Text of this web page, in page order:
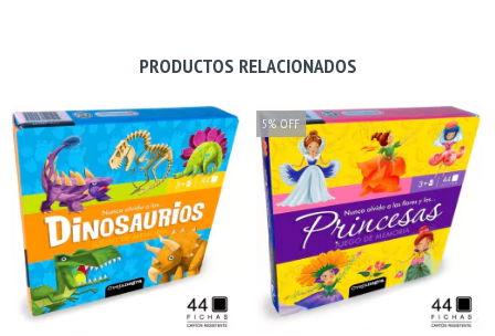
PRODUCTOS RELACIONADOS
5% OFF